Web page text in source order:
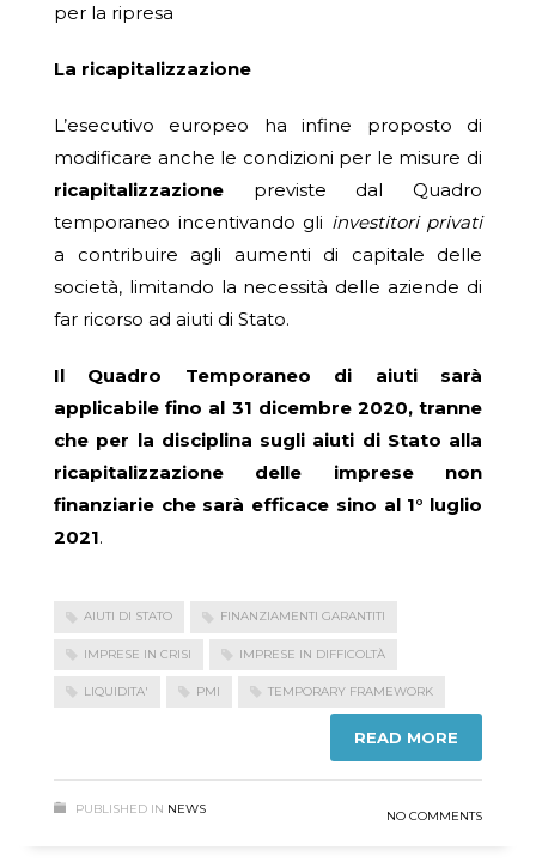
per la ripresa
La ricapitalizzazione
L’esecutivo europeo ha infine proposto di
modificare anche le condizioni per le misure di
ricapitalizzazione previste dal Quadro
temporaneo incentivando gli investitori privati
a contribuire agli aumenti di capitale delle
società, limitando la necessità delle aziende di
far ricorso ad aiuti di Stato.
Il Quadro Temporaneo di aiuti sarà
applicabile fino al 31 dicembre 2020, tranne
che per la disciplina sugli aiuti di Stato alla
ricapitalizzazione delle imprese non
finanziarie che sarà efficace sino al 1° luglio
2021.
AIUTI DI STATO FINANZIAMENTI GARANTITI
IMPRESE IN CRISI IMPRESE IN DIFFICOLTÀ
LIQUIDITA' PMI TEMPORARY FRAMEWORK
READ MORE
PUBLISHED IN NEWS NO COMMENTS